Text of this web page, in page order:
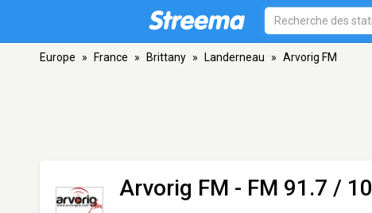
Europe » France » Brittany » Landerneau » Arvorig FM
Arvorig FM - FM 91.7 /